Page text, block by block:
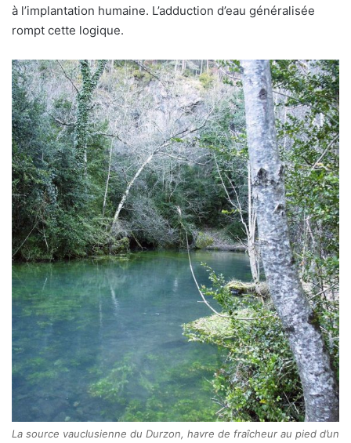
à l’implantation humaine. L’adduction d’eau généralisée
rompt cette logique.
La source vauclusienne du Durzon, havre de fraîcheur au pied d’un